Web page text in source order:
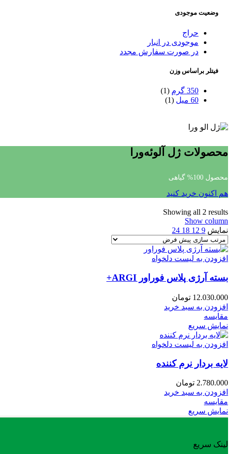
وضعیت موجودی
حراج
موجودی در انبار
در صورت سفارش مجدد
فیتلر براساس وزن
350 گرم
(1)
60 میل
(1)
محصولات ژل آلوئه‌ورا
محصول 100% گیاهی
هم اکنون خرید کنید
Showing all 2 results
Show column
نمایش 9
12
18
24
افزودن به لیست دلخواه
بسته آرژی پلاس فوراور ARGI+
12.030.000 تومان
افزودن به سبد خرید
مقایسه
نمایش سریع
افزودن به لیست دلخواه
لایه بردار نرم کننده
2.780.000 تومان
افزودن به سبد خرید
مقایسه
نمایش سریع
لینک سریع